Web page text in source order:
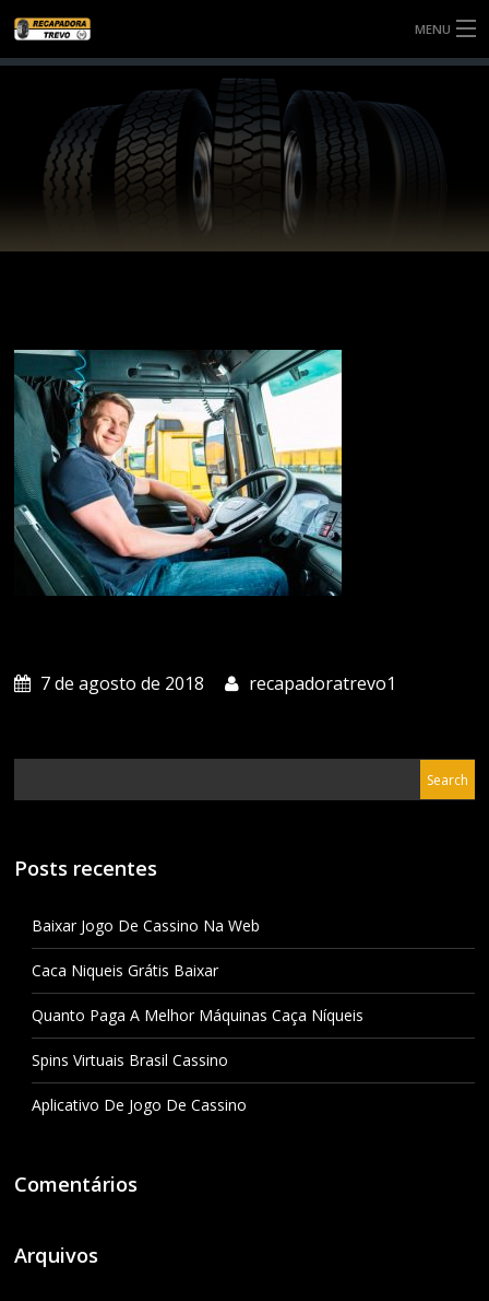
MENU
SERVIÇOS
NOTÍCIAS
7 de agosto de 2018 recapadoratrevo1
Posts recentes
Baixar Jogo De Cassino Na Web
Caca Niqueis Grátis Baixar
Quanto Paga A Melhor Máquinas Caça Níqueis
Spins Virtuais Brasil Cassino
Aplicativo De Jogo De Cassino
Comentários
Arquivos